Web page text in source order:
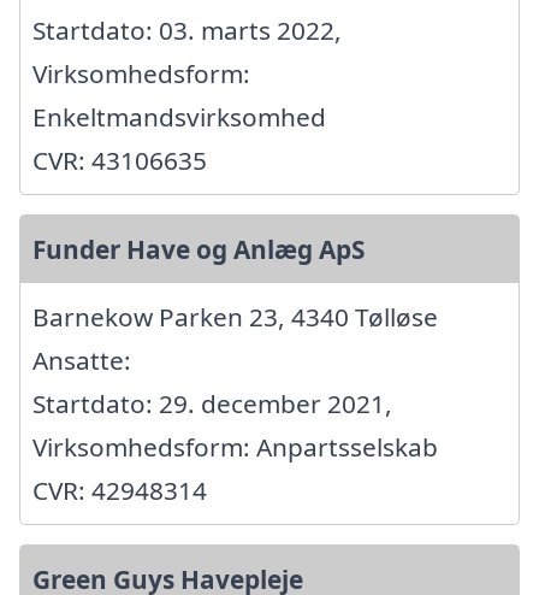
Startdato: 03. marts 2022,
Virksomhedsform:
Enkeltmandsvirksomhed
CVR: 43106635
Funder Have og Anlæg ApS
Barnekow Parken 23, 4340 Tølløse
Ansatte:
Startdato: 29. december 2021,
Virksomhedsform: Anpartsselskab
CVR: 42948314
Green Guys Havepleje